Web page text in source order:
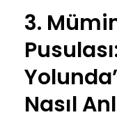
3.
Nasıl